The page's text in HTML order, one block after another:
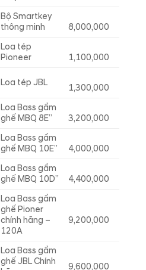
Bộ Smartkey
thông minh
8,000,000
Loa tép
Pioneer
1,100,000
Loa tép JBL 1,300,000
Loa Bass gầm
ghế MBQ 8E”
3,200,000
Loa Bass gầm
ghế MBQ 10E”
4,000,000
Loa Bass gầm
ghế MBQ 10D”
4,400,000
Loa Bass gầm
ghế Pioner
chính hãng –
120A
9,200,000
Loa Bass gầm
ghế JBL Chính
9,600,000